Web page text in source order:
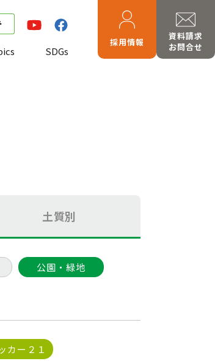
採用情報
資料請求
お問合せ
SDGs
土質別
公園・緑地
カー２１